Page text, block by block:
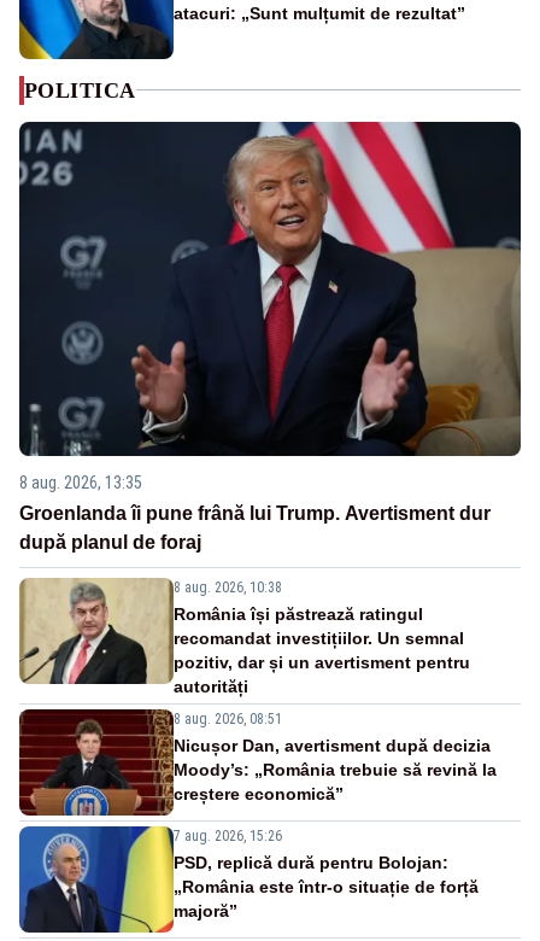
atacuri: „Sunt mulțumit de rezultat”
POLITICA
8 aug. 2026, 13:35
Groenlanda îi pune frână lui Trump. Avertisment dur
după planul de foraj
8 aug. 2026, 10:38
România își păstrează ratingul
recomandat investițiilor. Un semnal
pozitiv, dar și un avertisment pentru
autorități
8 aug. 2026, 08:51
Nicușor Dan, avertisment după decizia
Moody’s: „România trebuie să revină la
creștere economică”
7 aug. 2026, 15:26
PSD, replică dură pentru Bolojan:
„România este într-o situație de forță
majoră”